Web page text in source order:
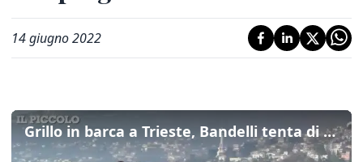
14 giugno 2022
Grillo in barca a Trieste, Bandelli tenta di "respingerlo"